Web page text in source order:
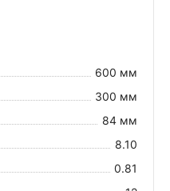
600 мм
300 мм
84 мм
8.10
0.81